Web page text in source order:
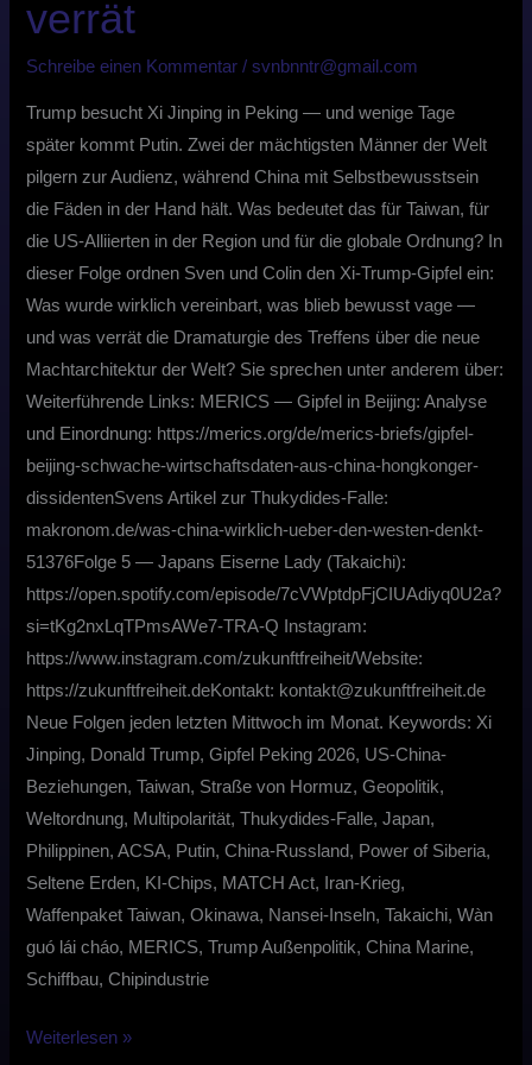
verrät
Schreibe einen Kommentar /svnbnntr@gmail.com
Trump besucht Xi Jinping in Peking — und wenige Tage
später kommt Putin. Zwei der mächtigsten Männer der Welt
pilgern zur Audienz, während China mit Selbstbewusstsein
die Fäden in der Hand hält. Was bedeutet das für Taiwan, für
die US-Alliierten in der Region und für die globale Ordnung? In
dieser Folge ordnen Sven und Colin den Xi-Trump-Gipfel ein:
Was wurde wirklich vereinbart, was blieb bewusst vage —
und was verrät die Dramaturgie des Treffens über die neue
Machtarchitektur der Welt? Sie sprechen unter anderem über:
Weiterführende Links: MERICS — Gipfel in Beijing: Analyse
und Einordnung: https://merics.org/de/merics-briefs/gipfel-
beijing-schwache-wirtschaftsdaten-aus-china-hongkonger-
dissidentenSvens Artikel zur Thukydides-Falle:
makronom.de/was-china-wirklich-ueber-den-westen-denkt-
51376Folge 5 — Japans Eiserne Lady (Takaichi):
https://open.spotify.com/episode/7cVWptdpFjCIUAdiyq0U2a?
si=tKg2nxLqTPmsAWe7-TRA-Q Instagram:
⁠https://www.instagram.com/zukunftfreiheit/⁠Website:
⁠https://zukunftfreiheit.de⁠Kontakt: ⁠kontakt@zukunftfreiheit.de⁠
Neue Folgen jeden letzten Mittwoch im Monat. Keywords: Xi
Jinping, Donald Trump, Gipfel Peking 2026, US-China-
Beziehungen, Taiwan, Straße von Hormuz, Geopolitik,
Weltordnung, Multipolarität, Thukydides-Falle, Japan,
Philippinen, ACSA, Putin, China-Russland, Power of Siberia,
Seltene Erden, KI-Chips, MATCH Act, Iran-Krieg,
Waffenpaket Taiwan, Okinawa, Nansei-Inseln, Takaichi, Wàn
guó lái cháo, MERICS, Trump Außenpolitik, China Marine,
Schiffbau, Chipindustrie
Weiterlesen »